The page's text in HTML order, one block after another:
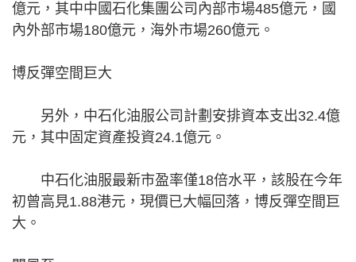
億元，其中中國石化集團公司內部市場485億元，國
內外部市場180億元，海外市場260億元。
博反彈空間巨大
另外，中石化油服公司計劃安排資本支出32.4億
元，其中固定資產投資24.1億元。
中石化油服最新市盈率僅18倍水平，該股在今年
初曾高見1.88港元，現價已大幅回落，博反彈空間巨
大。